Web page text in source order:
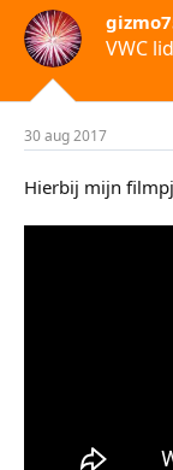
VWC lid
30 aug 2017
Hierbij mijn